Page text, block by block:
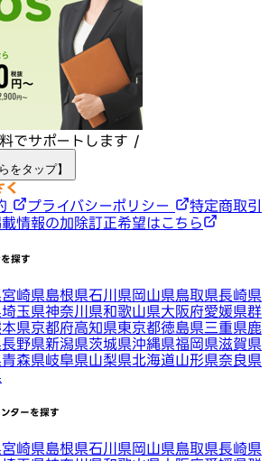
でサポートします /
をタップ】
プライバシーポリシー
特定商取引
情報の加除訂正希望はこちら
探す
宮崎県島根県石川県岡山県鳥取県長崎県
埼玉県神奈川県和歌山県大阪府愛媛県群
県京都府高知県東京都徳島県三重県鹿
長野県新潟県茨城県沖縄県福岡県滋賀県
青森県岐阜県山梨県北海道山形県奈良県
ターを探す
宮崎県島根県石川県岡山県鳥取県長崎県